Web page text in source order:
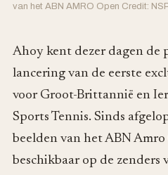
van het ABN AMRO Open Credit:
Ahoy kent dezer dagen de
lancering van de eerste
voor Groot-Brittannië en
Sports Tennis. Sinds
beelden van het ABN
beschikbaar op de zenders